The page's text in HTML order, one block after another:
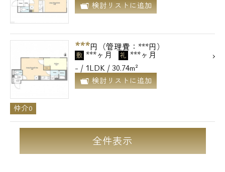
検討リストに追加
***円（管理費：***円）
敷 ***ヶ月 礼 ***ヶ月
- / 1LDK / 30.74m²
検討リストに追加
仲介0
全件表示